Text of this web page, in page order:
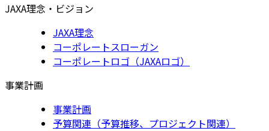
JAXA理念・ビジョン
JAXA理念
コーポレートスローガン
コーポレートロゴ（JAXAロゴ）
事業計画
事業計画
予算関連（予算推移、プロジェクト関連）